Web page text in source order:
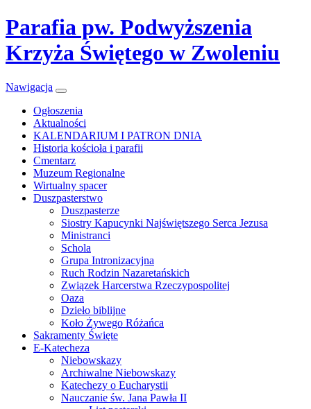
Parafia pw. Podwyższenia
Krzyża Świętego w Zwoleniu
Nawigacja
Ogłoszenia
Aktualności
KALENDARIUM I PATRON DNIA
Historia kościoła i parafii
Cmentarz
Muzeum Regionalne
Wirtualny spacer
Duszpasterstwo
Duszpasterze
Siostry Kapucynki Najświętszego Serca Jezusa
Ministranci
Schola
Grupa Intronizacyjna
Ruch Rodzin Nazaretańskich
Związek Harcerstwa Rzeczypospolitej
Oaza
Dzieło biblijne
Koło Żywego Różańca
Sakramenty Święte
E-Katecheza
Niebowskazy
Archiwalne Niebowskazy
Katechezy o Eucharystii
Nauczanie św. Jana Pawła II